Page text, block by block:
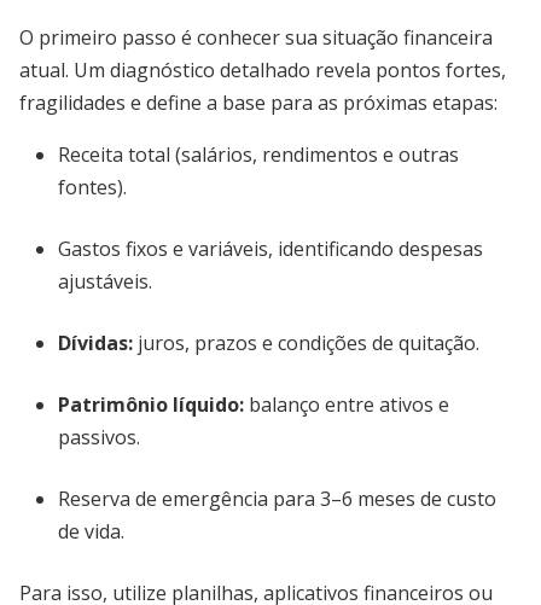
O primeiro passo é conhecer sua situação financeira
atual. Um diagnóstico detalhado revela pontos fortes,
fragilidades e define a base para as próximas etapas:
Receita total (salários, rendimentos e outras
fontes).
Gastos fixos e variáveis, identificando despesas
ajustáveis.
Dívidas: juros, prazos e condições de quitação.
Patrimônio líquido: balanço entre ativos e
passivos.
Reserva de emergência para 3–6 meses de custo
de vida.
Para isso, utilize planilhas, aplicativos financeiros ou